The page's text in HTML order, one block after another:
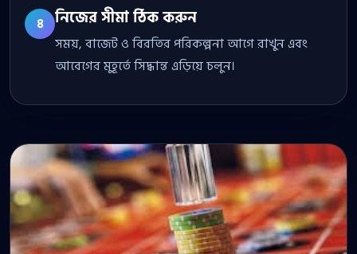
৪ নিজের সীমা ঠিক করুন
সময়, বাজেট ও বিরতির পরিকল্পনা আগে রাখুন এবং
আবেগের মুহূর্তে সিদ্ধান্ত এড়িয়ে চলুন।